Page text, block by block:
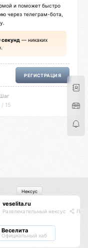
и поможет быстро
через телеграм-бота,
секунд — никаких
РЕГИСТРАЦИЯ
Шаг
/ 15
veselita.ru
Развлекательный нексус
Веселита
Официальный хаб
Нексус